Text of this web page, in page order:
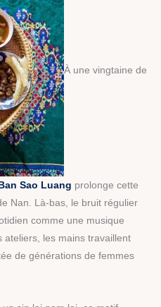
À une vingtaine de
Sao Luang prolonge cette
Nan. Là-bas, le bruit régulier
comme une musique
ateliers, les mains travaillent
de générations de femmes